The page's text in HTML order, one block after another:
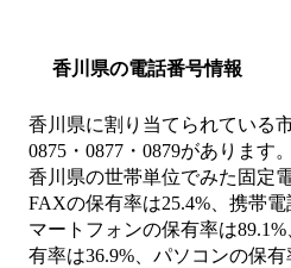
香川県の電話番号情報
香川県に割り当てられている
0875・0877・0879があります。
香川県の世帯単位でみた固定
FAXの保有率は25.4%、携帯
マートフォンの保有率は
有率は36.9%、パソコンの保